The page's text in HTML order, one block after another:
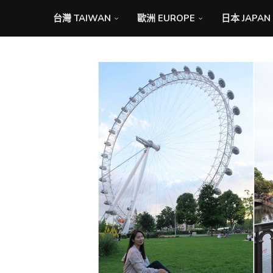
台灣 TAIWAN 歐洲 EUROPE 日本 JAPAN